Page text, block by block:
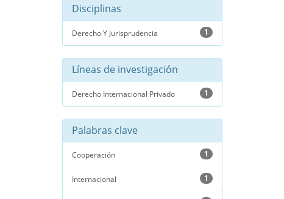
Disciplinas
Derecho Y Jurisprudencia 1
Líneas de investigación
Derecho Internacional Privado 1
Palabras clave
Cooperación 1
Internacional 1